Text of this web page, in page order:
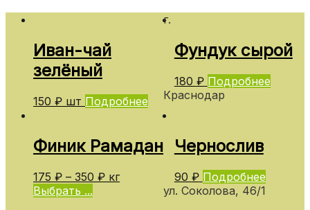
Иван-чай
зелёный
150 ₽ шт Подробнее
Фундук сырой
180 ₽ Подробнее
Финик Рамадан
175 ₽ – 350 ₽ кг
Выбрать ...
Чернослив
90 ₽ Подробнее
г.
Краснодар
ул. Соколова, 46/1